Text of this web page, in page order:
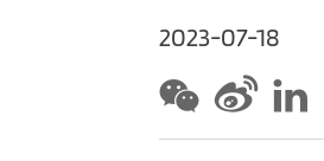
2023-07-18